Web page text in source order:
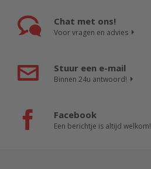
Chat met ons!
Voor vragen en advies
Stuur een e-mail
Binnen 24u antwoord!
Facebook
Een berichtje is altijd welkom!